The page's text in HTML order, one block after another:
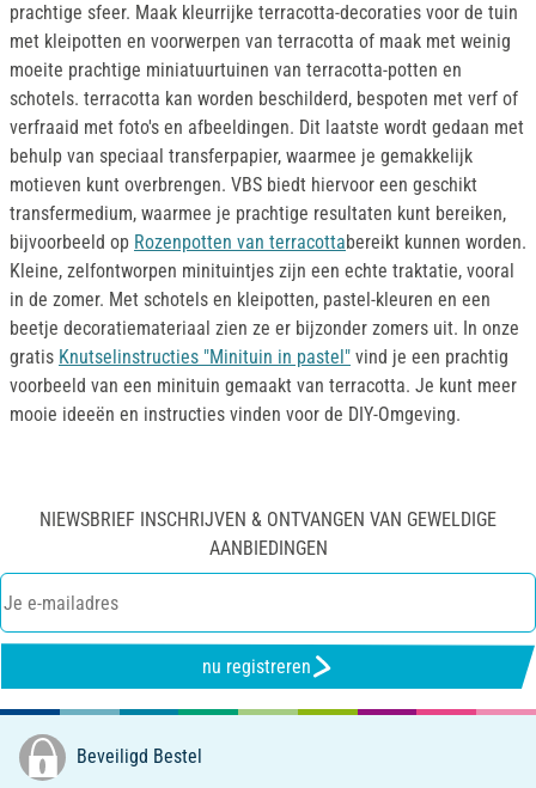
prachtige sfeer. Maak kleurrijke terracotta-decoraties voor de tuin
met kleipotten en voorwerpen van terracotta of maak met weinig
moeite prachtige miniatuurtuinen van terracotta-potten en
schotels. terracotta kan worden beschilderd, bespoten met verf of
verfraaid met foto's en afbeeldingen. Dit laatste wordt gedaan met
behulp van speciaal transferpapier, waarmee je gemakkelijk
motieven kunt overbrengen. VBS biedt hiervoor een geschikt
transfermedium, waarmee je prachtige resultaten kunt bereiken,
bijvoorbeeld op Rozenpotten van terracottabereikt kunnen worden.
Kleine, zelfontworpen minituintjes zijn een echte traktatie, vooral
in de zomer. Met schotels en kleipotten, pastel-kleuren en een
beetje decoratiemateriaal zien ze er bijzonder zomers uit. In onze
gratis Knutselinstructies "Minituin in pastel" vind je een prachtig
voorbeeld van een minituin gemaakt van terracotta. Je kunt meer
mooie ideeën en instructies vinden voor de DIY-Omgeving.
NIEWSBRIEF INSCHRIJVEN & ONTVANGEN VAN GEWELDIGE
AANBIEDINGEN
nu registreren
Beveiligd Bestel